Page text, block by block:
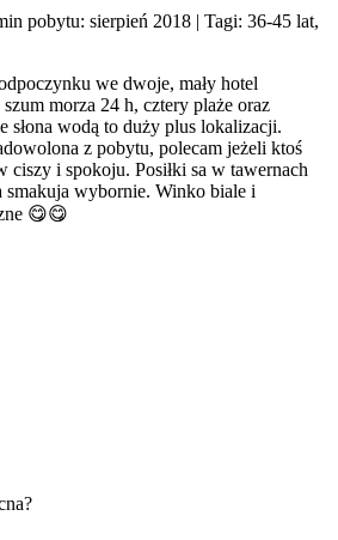
pobytu: sierpień 2018 | Tagi: 36-45 lat,
we dwoje, mały hotel
morza 24 h, cztery plaże oraz
słona wodą to duży plus lokalizacji.
z pobytu, polecam jeżeli ktoś
ciszy i spokoju. Posiłki sa w tawernach
smakuja wybornie. Winko biale i
😋😋